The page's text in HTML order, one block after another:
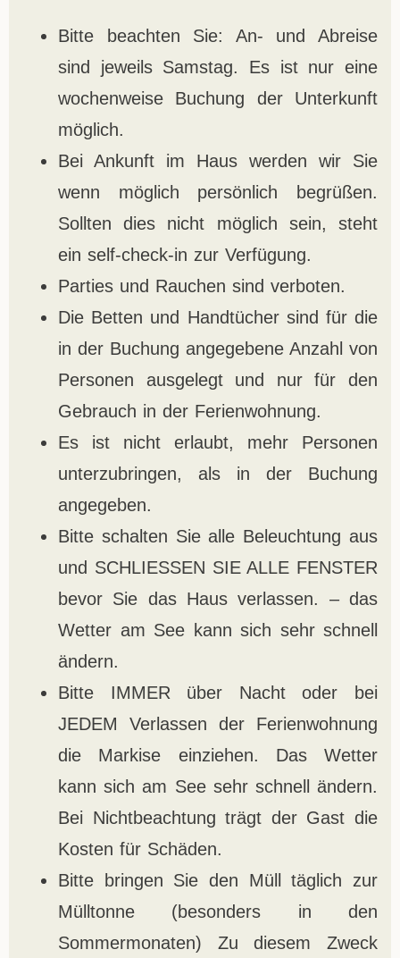
Bitte beachten Sie: An- und Abreise
sind jeweils Samstag. Es ist nur eine
wochenweise Buchung der Unterkunft
möglich.
Bei Ankunft im Haus werden wir Sie
wenn möglich persönlich begrüßen.
Sollten dies nicht möglich sein, steht
ein self-check-in zur Verfügung.
Parties und Rauchen sind verboten.
Die Betten und Handtücher sind für die
in der Buchung angegebene Anzahl von
Personen ausgelegt und nur für den
Gebrauch in der Ferienwohnung.
Es ist nicht erlaubt, mehr Personen
unterzubringen, als in der Buchung
angegeben.
Bitte schalten Sie alle Beleuchtung aus
und SCHLIESSEN SIE ALLE FENSTER
bevor Sie das Haus verlassen. – das
Wetter am See kann sich sehr schnell
ändern.
Bitte IMMER über Nacht oder bei
JEDEM Verlassen der Ferienwohnung
die Markise einziehen. Das Wetter
kann sich am See sehr schnell ändern.
Bei Nichtbeachtung trägt der Gast die
Kosten für Schäden.
Bitte bringen Sie den Müll täglich zur
Mülltonne (besonders in den
Sommermonaten) Zu diesem Zweck